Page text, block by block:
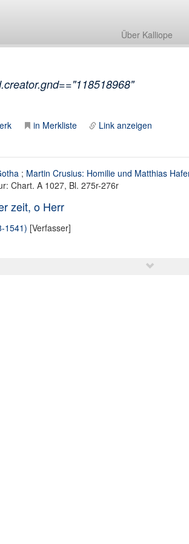
Über Kalliope
in Merkliste Link anzeigen
; Martin Crusius: Homilie und Matthias
Chart. A 1027, Bl. 275r-276r
zeit, o Herr
1541) [Verfasser]